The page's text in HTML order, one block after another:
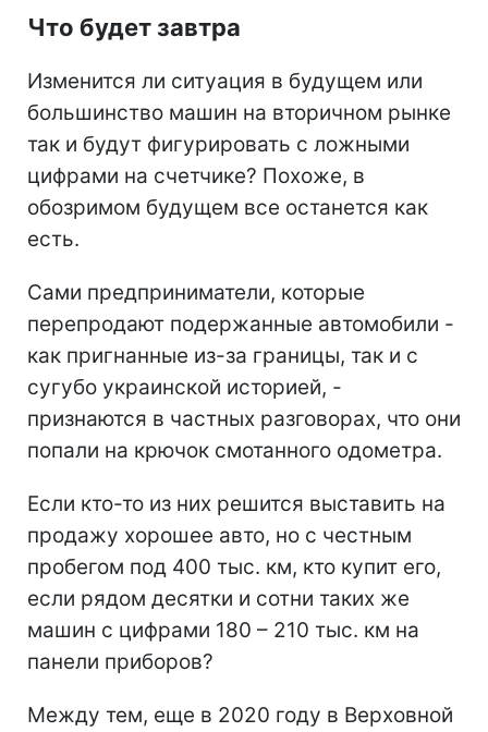
Что будет завтра
Изменится ли ситуация в будущем или
большинство машин на вторичном рынке
так и будут фигурировать с ложными
цифрами на счетчике? Похоже, в
обозримом будущем все останется как
есть.
Сами предприниматели, которые
перепродают подержанные автомобили -
как пригнанные из-за границы, так и с
сугубо украинской историей, -
признаются в частных разговорах, что они
попали на крючок смотанного одометра.
Если кто-то из них решится выставить на
продажу хорошее авто, но с честным
пробегом под 400 тыс. км, кто купит его,
если рядом десятки и сотни таких же
машин с цифрами 180 – 210 тыс. км на
панели приборов?
Между тем, еще в 2020 году в Верховной